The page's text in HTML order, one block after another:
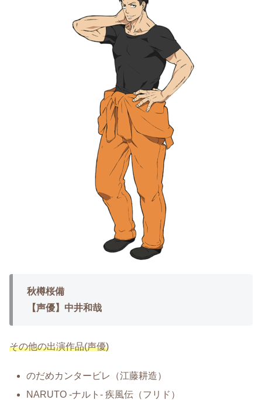
秋樽桜備
【声優】中井和哉
その他の出演作品(声優)
のだめカンタービレ（江藤耕造）
NARUTO -ナルト- 疾風伝（フリド）